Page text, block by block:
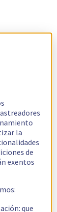
la
de
exentos
que